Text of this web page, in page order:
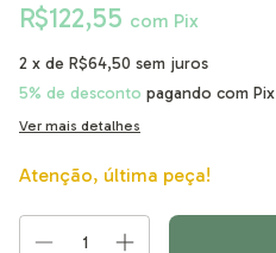
R$122,55 com Pix
2 x de R$64,50 sem juros
5% de desconto pagando com Pix
Ver mais detalhes
Atenção, última peça!